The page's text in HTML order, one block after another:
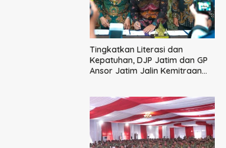
Tingkatkan Literasi dan
Kepatuhan, DJP Jatim dan GP
Ansor Jatim Jalin Kemitraan